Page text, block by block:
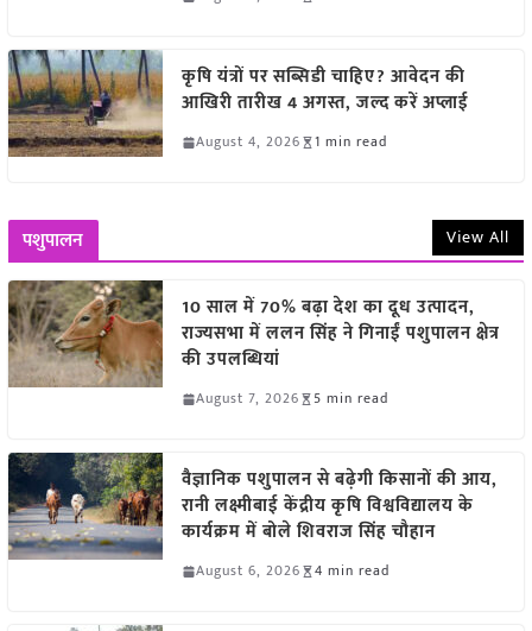
कृषि यंत्रों पर सब्सिडी चाहिए? आवेदन की
आखिरी तारीख 4 अगस्त, जल्द करें अप्लाई
August 4, 2026 1 min read
पशुपालन View All
10 साल में 70% बढ़ा देश का दूध उत्पादन,
राज्यसभा में ललन सिंह ने गिनाईं पशुपालन क्षेत्र
की उपलब्धियां
August 7, 2026 5 min read
वैज्ञानिक पशुपालन से बढ़ेगी किसानों की आय,
रानी लक्ष्मीबाई केंद्रीय कृषि विश्वविद्यालय के
कार्यक्रम में बोले शिवराज सिंह चौहान
August 6, 2026 4 min read